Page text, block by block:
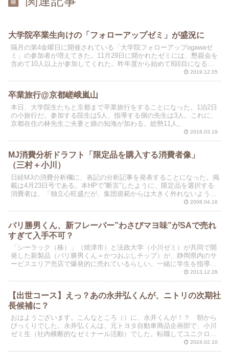
大学院卒業生向けの「フォローアップゼミ」が盛況に
隔月の第4金曜日に開催されている「大学院フォローアップogawaゼ
ミ」の参加者が増えてきた。11月29日に開かれたゼミには、懇親会を
含めて10人以上が参加してくれた。昨年度から始めて8回目になる
2019.12.05
卒業旅行@京都嵯峨嵐山
本日、大学院生たちと京都まで卒業旅行をすることになった。1泊2日
の小旅行だ。参加する院生は5人、指導する側の先生は3人。これに、
京都在住の林先生ご夫妻と娘の知海が加わる。総勢11人。
2018.03.19
MJ消費分析ドラフト「限定品を購入する消費者像」
（三村＋小川）
日経MJの消費分析欄に、表記の分析記事を発表することになった。掲
載は4月23日号である。本HPで”断言”したように、限定品を選択する
消費者は、「独立心旺盛だが、集団規範からは大きく外れないように
2008.04.16
バリ勝男くん、新フレーバー”わさびマヨ味”がSAで売れ
すぎて入手不可？
「シーラック（株）」（焼津市）と法政大学（小川ゼミ）が共同で開
発した新製品（バリ勝男くん＝かつおぶしチップ）が、静岡県内のサ
ービスエリア売店で爆発的に売れているらしい。一緒に学生を指導し
てもらっている「販促研」の杉山社長（元大学院生）からわ...2013.12.28
【出世コース】えっ？あの永井弘くんが、ニトリの次期社
長候補に？
おはようございます。こんなところ（）に、永井くんが！？ 朝から
びっくりでした。永井弘くんは、元トヨタ自動車商品企画部で、小川
ゼミ生（社内横断的なゼミナール活動）でした。転職してユニクロへ
（米国事業担当）。事情があって、いまはニトリの役員で常...2024.02.10